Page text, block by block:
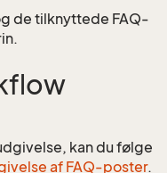
de tilknyttede FAQ-
kan du følge
af FAQ-poster.